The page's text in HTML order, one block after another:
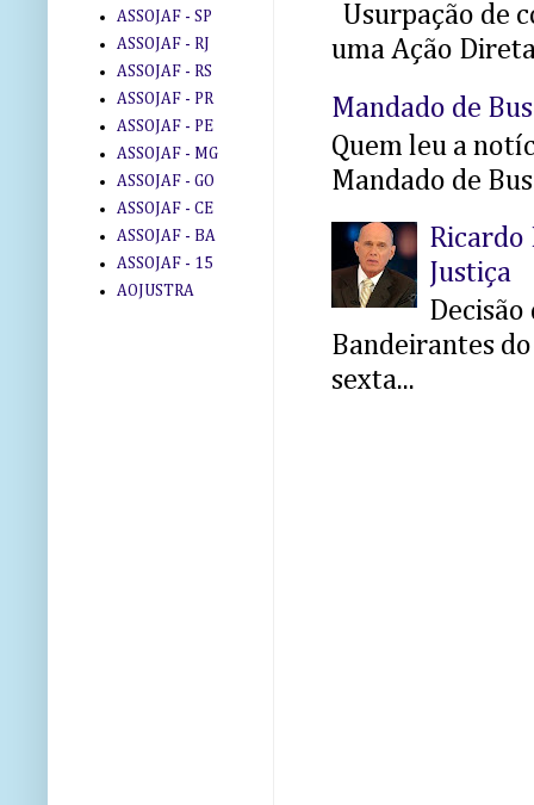
Usurpação de
uma Ação
Mandado de
Quem leu a
Mandado de
Ricardo
Justiça
Decisão
Bandeirantes
sexta...
ASSOJAF - SP
ASSOJAF - RJ
ASSOJAF - RS
ASSOJAF - PR
ASSOJAF - PE
ASSOJAF - MG
ASSOJAF - GO
ASSOJAF - CE
ASSOJAF - BA
ASSOJAF - 15
AOJUSTRA